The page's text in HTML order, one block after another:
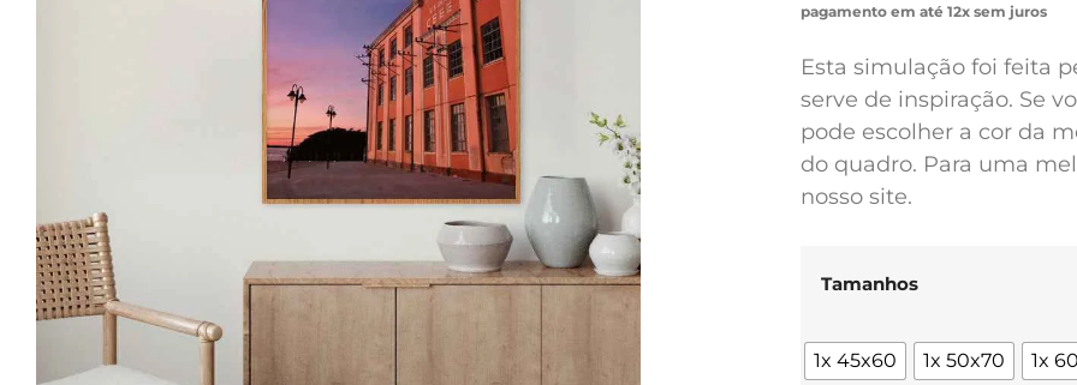
pagamento em até 12x sem juros
Esta simulação foi feita
serve de inspiração. Se
pode escolher a cor da
do quadro. Para uma
nosso site.
Tamanhos
1x 45x60 1x 50x70 1x